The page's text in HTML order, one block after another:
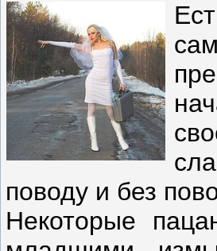
поводу и без
Некоторые